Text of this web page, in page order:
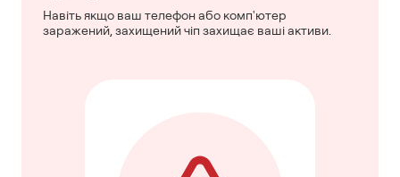
Навіть якщо ваш телефон або комп'ютер
заражений, захищений чіп захищає ваші активи.